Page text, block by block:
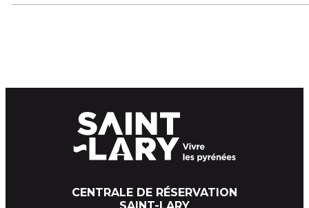
CENTRALE DE RÉSERVATION
SAINT-LARY